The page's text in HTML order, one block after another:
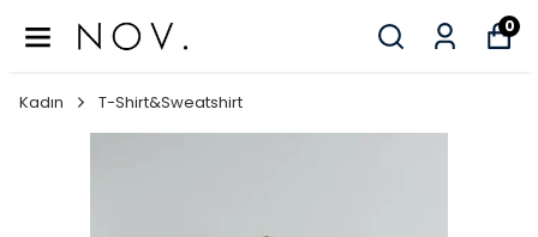
0
Kadın T-Shirt&Sweatshirt